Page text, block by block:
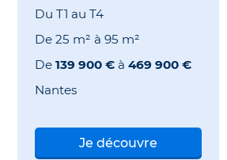
Du T1 au T4
De 25 m² à 95 m²
De 139 900 €à 469 900 €
Nantes
Je découvre